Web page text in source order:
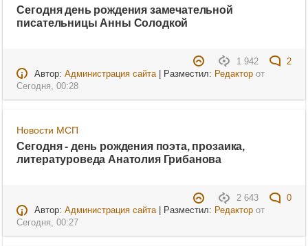
Сегодня день рождения замечательной
писательницы Анны Солодкой
1 942
2
Автор: Администрация сайта| Разместил: Редакторот
Сегодня, 00:28
Новости МСП
Сегодня - день рождения поэта, прозаика,
литературоведа Анатолия Грибанова
2 643
0
Автор: Администрация сайта| Разместил: Редакторот
Сегодня, 00:27